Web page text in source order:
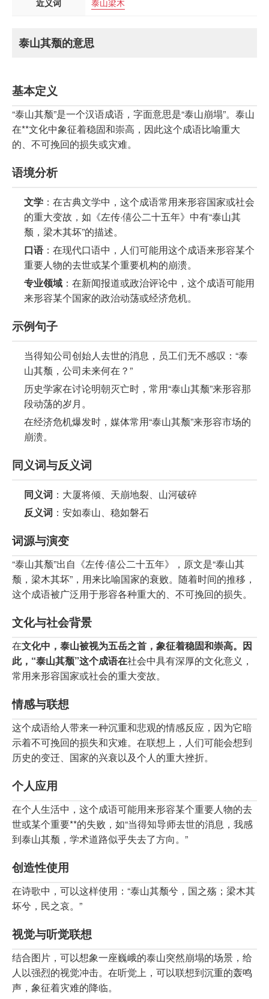
近义词
泰山梁木
泰山其颓的意思
基本定义
“泰山其颓”是一个汉语成语，字面意思是“泰山崩塌”。泰山
在**文化中象征着稳固和崇高，因此这个成语比喻重大
的、不可挽回的损失或灾难。
语境分析
文学 ：在古典文学中，这个成语常用来形容国家或社会
的重大变故，如《左传·僖公二十五年》中有“泰山其
颓，梁木其坏”的描述。
口语：在现代口语中，人们可能用这个成语来形容某个
重要人物的去世或某个重要机构的崩溃。
专业领域 ：在新闻报道或政治评论中，这个成语可能用
来形容某个国家的政治动荡或经济危机。
示例句子
当得知公司创始人去世的消息，员工们无不感叹：“泰
山其颓，公司未来何在？”
历史学家在讨论明朝灭亡时，常用“泰山其颓”来形容那
段动荡的岁月。
在经济危机爆发时，媒体常用“泰山其颓”来形容市场的
崩溃。
同义词与反义词
同义词 ：大厦将倾、天崩地裂、山河破碎
反义词 ：安如泰山、稳如磐石
词源与演变
“泰山其颓”出自《左传·僖公二十五年》，原文是“泰山其
颓，梁木其坏”，用来比喻国家的衰败。随着时间的推移，
这个成语被广泛用于形容各种重大的、不可挽回的损失。
文化与社会背景
在文化中，泰山被视为五岳之首，象征着稳固和崇高。因
此，“泰山其颓”这个成语在社会中具有深厚的文化意义，
常用来形容国家或社会的重大变故。
情感与联想
这个成语给人带来一种沉重和悲观的情感反应，因为它暗
示着不可挽回的损失和灾难。在联想上，人们可能会想到
历史的变迁、国家的兴衰以及个人的重大挫折。
个人应用
在个人生活中，这个成语可能用来形容某个重要人物的去
世或某个重要**的失败，如“当得知导师去世的消息，我感
到泰山其颓，学术道路似乎失去了方向。”
创造性使用
在诗歌中，可以这样使用：“泰山其颓兮，国之殇；梁木其
坏兮，民之哀。”
视觉与听觉联想
结合图片，可以想象一座巍峨的泰山突然崩塌的场景，给
人以强烈的视觉冲击。在听觉上，可以联想到沉重的轰鸣
声，象征着灾难的降临。